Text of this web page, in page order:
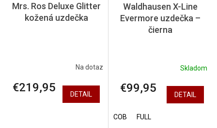
Mrs. Ros Deluxe Glitter
kožená uzdečka
Na dotaz
€219,95 DETAIL
Waldhausen X-Line
Evermore uzdečka –
čierna
Skladom
€99,95 DETAIL
COB FULL